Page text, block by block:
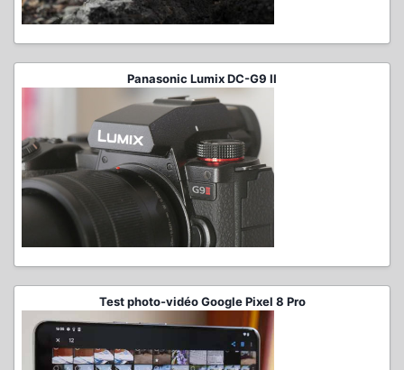
Panasonic Lumix DC-G9 II
Test photo-vidéo Google Pixel 8 Pro